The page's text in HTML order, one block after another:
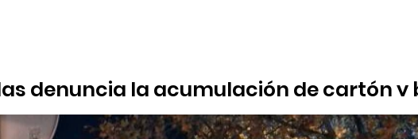
denuncia la acumulación de cartón y